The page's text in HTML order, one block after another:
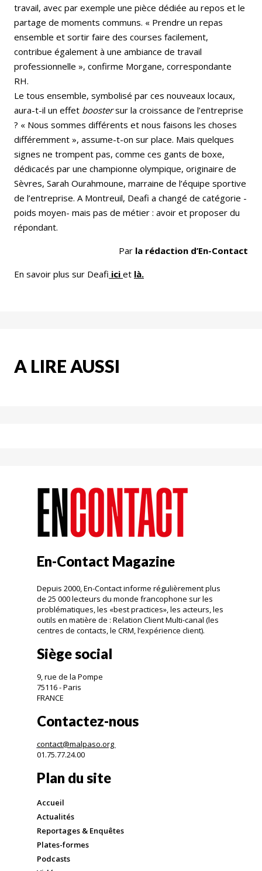
travail, avec par exemple une pièce dédiée au repos et le
partage de moments communs. « Prendre un repas
ensemble et sortir faire des courses facilement,
contribue également à une ambiance de travail
professionnelle », confirme Morgane, correspondante
RH.
Le tous ensemble, symbolisé par ces nouveaux locaux,
aura-t-il un effet boostersur la croissance de l’entreprise
? « Nous sommes différents et nous faisons les choses
différemment », assume-t-on sur place. Mais quelques
signes ne trompent pas, comme ces gants de boxe,
dédicacés par une championne olympique, originaire de
Sèvres, Sarah Ourahmoune, marraine de l’équipe sportive
de l’entreprise. A Montreuil, Deafi a changé de catégorie -
poids moyen- mais pas de métier : avoir et proposer du
répondant.
Par la rédaction d’En-Contact
En savoir plus sur Deafi ici et là.
A LIRE AUSSI
En-Contact Magazine
Depuis 2000, En-Contact informe régulièrement plus
de 25 000 lecteurs du monde francophone sur les
problématiques, les «best practices», les acteurs, les
outils en matière de : Relation Client Multi-canal (les
centres de contacts, le CRM, l’expérience client).
Siège social
9, rue de la Pompe
75116 - Paris
FRANCE
Contactez-nous
contact@malpaso.org
01.75.77.24.00
Plan du site
Accueil
Actualités
Reportages & Enquêtes
Plates-formes
Podcasts